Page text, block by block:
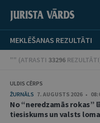
MEKLĒŠANAS REZULTĀTI
"" (ATRASTI 33296 REZULTĀTI
ULDIS CĒRPS
ŽURNĀLS 7. AUGUSTS 2026 •
No “neredzamās rokas”
tiesiskums un valsts